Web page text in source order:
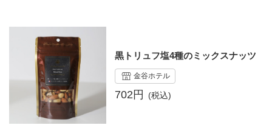
黒トリュフ塩4種のミックスナッツ
金谷ホテル
702円